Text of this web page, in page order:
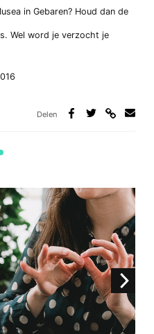
in Gebaren? Houd dan de
Wel word je verzocht je
Delen